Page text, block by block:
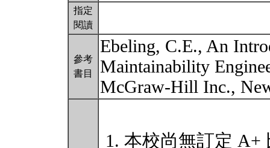
指定
閱讀
參考
書目
Ebeling, C.E., An
Maintainability
McGraw-Hill Inc.,
本校尚無訂定 A+